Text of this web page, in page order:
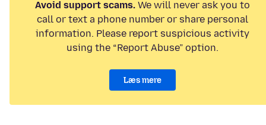
Avoid support scams. We will never ask you to
call or text a phone number or share personal
information. Please report suspicious activity
using the “Report Abuse” option.
Læs mere